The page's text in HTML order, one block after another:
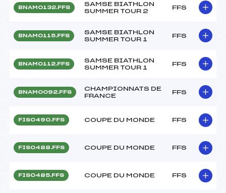
BNAM0132.FFS
SAMSE BIATHLON
SUMMER TOUR 2
FFS
BNAM0115.FFS
SAMSE BIATHLON
SUMMER TOUR 1
FFS
BNAM0112.FFS
SAMSE BIATHLON
SUMMER TOUR 1
FFS
BNAM0092.FFS
CHAMPIONNATS DE
FRANCE
FFS
FIS0490.FFS COUPE DU MONDE FFS
FIS0488.FFS COUPE DU MONDE FFS
FIS0485.FFS COUPE DU MONDE FFS